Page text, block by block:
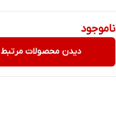
ناموجود
دیدن محصولات مرتبط